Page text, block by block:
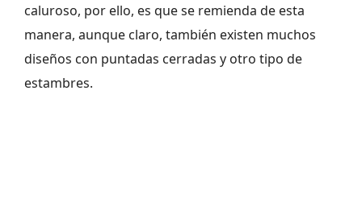
caluroso, por ello, es que se remienda de esta
manera, aunque claro, también existen muchos
diseños con puntadas cerradas y otro tipo de
estambres.